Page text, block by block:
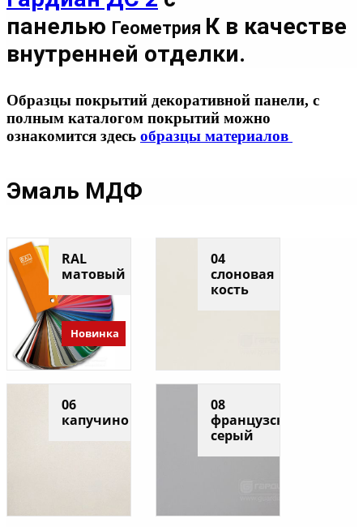
панелью Геометрия К в качестве
внутренней отделки.
Образцы покрытий декоративной панели, с
полным каталогом покрытий можно
ознакомится здесь образцы материалов
Эмаль МДФ
RAL
матовый
Новинка
04
слоновая
кость
06
капучино
08
французский
серый